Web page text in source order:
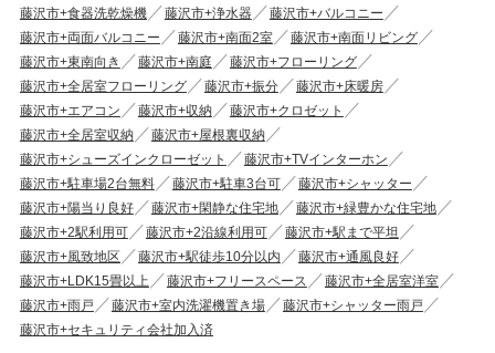
藤沢市+食器洗乾燥機
藤沢市+浄水器
藤沢市+バルコニー
藤沢市+両面バルコニー
藤沢市+南面2室
藤沢市+南面リビング
藤沢市+東南向き
藤沢市+南庭
藤沢市+フローリング
藤沢市+全居室フローリング
藤沢市+振分
藤沢市+床暖房
藤沢市+エアコン
藤沢市+収納
藤沢市+クロゼット
藤沢市+全居室収納
藤沢市+屋根裏収納
藤沢市+シューズインクローゼット
藤沢市+TVインターホン
藤沢市+駐車場2台無料
藤沢市+駐車3台可
藤沢市+シャッター
藤沢市+陽当り良好
藤沢市+閑静な住宅地
藤沢市+緑豊かな住宅地
藤沢市+2駅利用可
藤沢市+2沿線利用可
藤沢市+駅まで平坦
藤沢市+風致地区
藤沢市+駅徒歩10分以内
藤沢市+通風良好
藤沢市+LDK15畳以上
藤沢市+フリースペース
藤沢市+全居室洋室
藤沢市+雨戸
藤沢市+室内洗濯機置き場
藤沢市+シャッター雨戸
藤沢市+セキュリティ会社加入済